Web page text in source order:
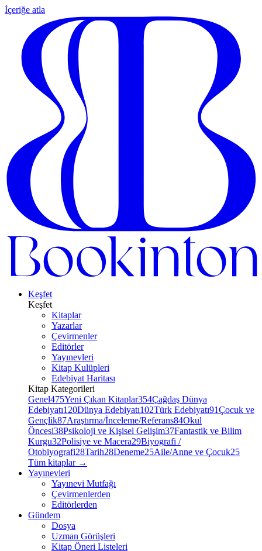
İçeriğe atla
Keşfet
Keşfet
Kitaplar
Yazarlar
Çevirmenler
Editörler
Yayınevleri
Kitap Kulüpleri
Edebiyat Haritası
Kitap Kategorileri
Genel475Yeni Çıkan Kitaplar354Çağdaş Dünya
Edebiyatı120Dünya Edebiyatı102Türk Edebiyatı91Çocuk ve
Gençlik87Araştırma/İnceleme/Referans84Okul
Öncesi38Psikoloji ve Kişisel Gelişim37Fantastik ve Bilim
Kurgu32Polisiye ve Macera29Biyografi /
Otobiyografi28Tarih28Deneme25Aile/Anne ve Çocuk25
Tüm kitaplar →
Yayınevleri
Yayınevi Mutfağı
Çevirmenlerden
Editörlerden
Gündem
Dosya
Uzman Görüşleri
Kitap Öneri Listeleri